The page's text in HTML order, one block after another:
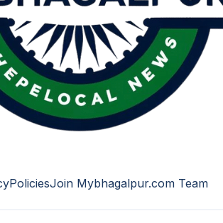
PoliciesJoin Mybhagalpur.com Team